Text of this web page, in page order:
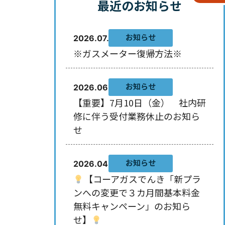
最近のお知らせ
2026.07.29 お知らせ
※ガスメーター復帰方法※
2026.06.10 お知らせ
【重要】7月10日（金） 社内研
修に伴う受付業務休止のお知ら
せ
2026.04.30 お知らせ
【コーアガスでんき「新プラ
ンへの変更で３カ月間基本料金
無料キャンペーン」のお知ら
せ】